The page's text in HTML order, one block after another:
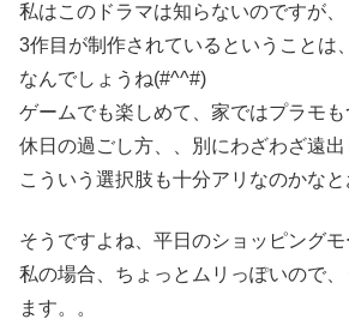
私はこのドラマは知らないのですが、
3作目が制作されているということは
なんでしょうね(#^^#)
ゲームでも楽しめて、家ではプラモも
休日の過ごし方、、別にわざわざ遠出
こういう選択肢も十分アリなのかな
そうですよね、平日のショッピング
私の場合、ちょっとムリっぽいので
ます。。